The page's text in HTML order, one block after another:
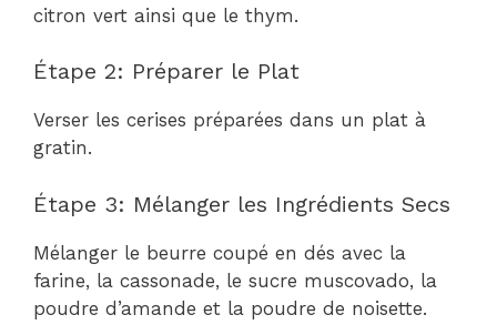
citron vert ainsi que le thym.
Étape 2: Préparer le Plat
Verser les cerises préparées dans un plat à
gratin.
Étape 3: Mélanger les Ingrédients Secs
Mélanger le beurre coupé en dés avec la
farine, la cassonade, le sucre muscovado, la
poudre d’amande et la poudre de noisette.